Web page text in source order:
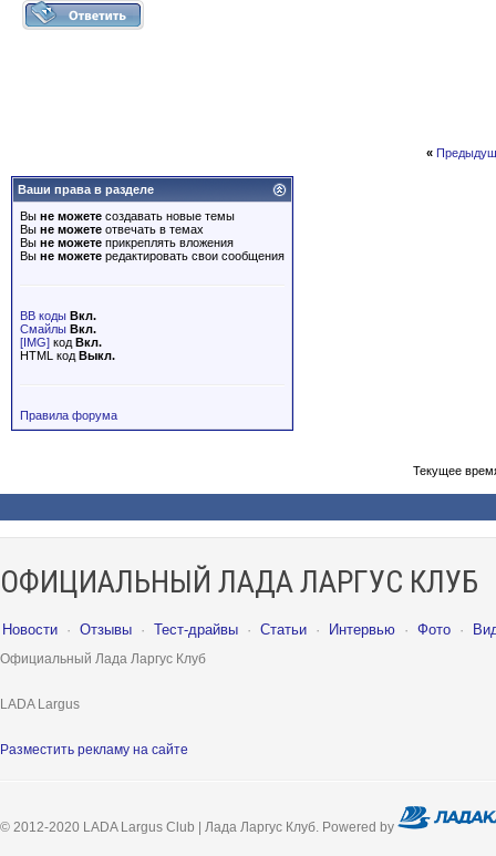
«
Ваши права в разделе
Вы не можете создавать новые темы
Вы не можете отвечать в темах
Вы не можете прикреплять вложения
Вы не можете редактировать свои сообщения
BB коды Вкл.
Смайлы Вкл.
[IMG] код Вкл.
HTML код Выкл.
Правила форума
Текущее
ОФИЦИАЛЬНЫЙ ЛАДА ЛАРГУС КЛУБ
Новости · Отзывы · Тест-драйвы · Статьи · Интервью · Фото ·
Официальный Лада Ларгус Клуб
LADA Largus
Разместить рекламу на сайте
© 2012-2020 LADA Largus Club | Лада Ларгус Клуб. Powered by